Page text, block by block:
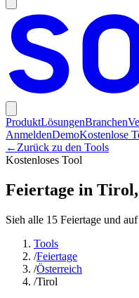
ProduktLösungenBranchen
AnmeldenDemoKostenlose
← Zurück zu den Tools
Kostenloses Tool
Feiertage in
Sieh alle 15 Feiertage und
Tools
/Feiertage
/Österreich
/Tirol